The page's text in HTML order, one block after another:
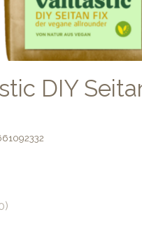
DIY
dit product is